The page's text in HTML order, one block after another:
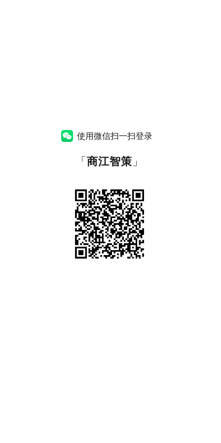
使用微信扫一扫登录
「商江智策 」